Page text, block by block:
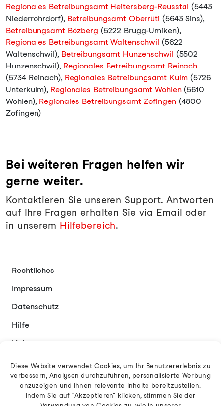
Regionales Betreibungsamt Heitersberg-Reusstal (5443
Niederrohrdorf), Betreibungsamt Oberrüti (5643 Sins),
Betreibungsamt Bözberg (5222 Brugg-Umiken),
Regionales Betreibungsamt Waltenschwil (5622
Waltenschwil), Betreibungsamt Hunzenschwil (5502
Hunzenschwil), Regionales Betreibungsamt Reinach
(5734 Reinach), Regionales Betreibungsamt Kulm (5726
Unterkulm), Regionales Betreibungsamt Wohlen (5610
Wohlen), Regionales Betreibungsamt Zofingen (4800
Zofingen)
Bei weiteren Fragen helfen wir
gerne weiter.
Kontaktieren Sie unseren Support. Antworten
auf Ihre Fragen erhalten Sie via Email oder
in unserem Hilfebereich.
Rechtliches
Impressum
Datenschutz
Hilfe
Links
Kontakt
Deutsch
Diese Website verwendet Cookies, um Ihr Benutzererlebnis zu
verbessern, Analysen durchzuführen, personalisierte Werbung
anzuzeigen und Ihnen relevante Inhalte bereitzustellen.
Indem Sie auf "Akzeptieren" klicken, stimmen Sie der